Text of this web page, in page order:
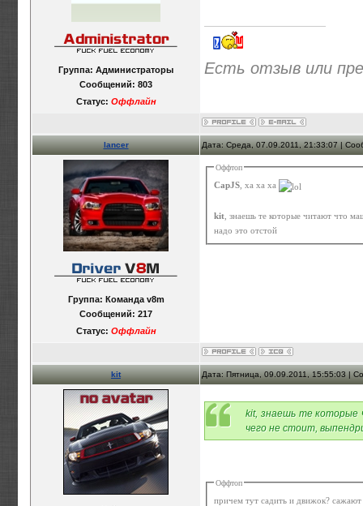
Группа: Администраторы
Сообщений: 803
Статус: Оффлайн
Есть отзыв или
lancer Дата: Среда, 07.09.2011, 21:33:07 |
Группа: Команда v8m
Сообщений: 217
Статус: Оффлайн
Оффтоп
CapJS , ха ха ха
kit , знаешь те которые читают что
надо это отстой
kit Дата: Пятница, 09.09.2011, 15:55:03 |
kit, знаешь те которые
чего не стоит,
Оффтоп
причем тут садить и движок?